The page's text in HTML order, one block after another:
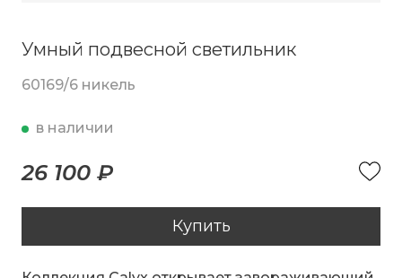
Умный подвесной светильник
60169/6 никель
в наличии
26 100 ₽
Купить